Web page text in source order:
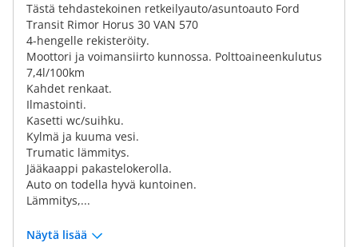
Tästä tehdastekoinen retkeilyauto/asuntoauto Ford
Transit Rimor Horus 30 VAN 570
4-hengelle rekisteröity.
Moottori ja voimansiirto kunnossa. Polttoaineenkulutus
7,4l/100km
Kahdet renkaat.
Ilmastointi.
Kasetti wc/suihku.
Kylmä ja kuuma vesi.
Trumatic lämmitys.
Jääkaappi pakastelokerolla.
Auto on todella hyvä kuntoinen.
Lämmitys,...
Näytä lisää